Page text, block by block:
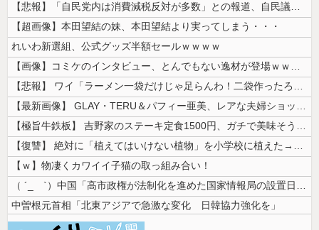
【悲報】「自民党内は消費減税反対が多数」との報道、自民議員の内部証言と...
【超画像】本田望結の妹、本田望結より実ってしまう・・・
れいわ新選組、公式グッズ半額セールｗｗｗｗ
【画像】コミケのインタビュー、とんでもない逸材が登場ｗｗｗｗｗｗ 【P...
【悲報】 ワイ「ラーメン一袋だけじゃ足らんわ！二袋作ったろ！」→結果ｗ...
【最新画像】 GLAY・TERU＆パフィー亜美、レアな夫婦ショットを公...
【極旨牛鉄板】 吉野家のステーキ定食1500円、ガチで美味そうｗｗｗ
【復讐】 絶対に「植えてはいけない植物」を小学校に植えた→20年経って...
【ｗ】物凄くカワイイ子猫の取っ組み合い！
（ ´_ゝ`）中国「高市政権が法制化を進めた国家情報局の設置日が7月3...
中曽根元首相「北東アジアで急激な変化 日韓協力強化を」